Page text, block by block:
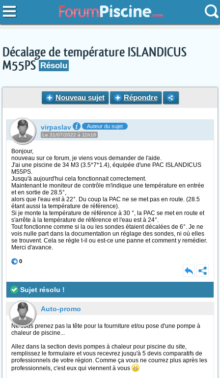
Décalage de température ISLANDICUS
M55PS Résolu
Nouveau sujet Répondre
virpaslav Auteur du sujet
Le 31/07/2022 à 11h16
Bonjour,
nouveau sur ce forum, je viens vous demander de l'aide.
J'ai une piscine de 34 M3 (3.5*7*1.4), équipée d'une PAC ISLANDICUS
M55PS.
Jusqu'à aujourd'hui cela fonctionnait correctement.
Maintenant le moniteur de contrôle m'indique une température en entrée
et en sortie de 28.5°,
alors que l'eau est à 22°. Du coup la PAC ne se met pas en route. (28.5
étant aussi la température de référence).
Si je monte la température de référence à 30 °, la PAC se met en route et
s'arrête à la température de référence et l'eau est à 24°.
Tout fonctionne comme si la ou les sondes étaient décalées de 6°. Je ne
vois nulle part dans la documentation un réglage des sondes, ni où elles
se trouvent. Cela se règle t-il ou est-ce une panne et comment y remédier.
Merci d'avance.
0
Sujet résolu !
Auto-promo
Ne vous prenez pas la tête pour la fourniture et/ou pose d'une pompe à
chaleur de piscine...
Allez dans la section devis pompes à chaleur pour piscine du site,
remplissez le formulaire et vous recevrez jusqu'à 5 devis comparatifs de
professionnels de votre région. Comme ça vous ne courrez plus après les
professionnels, c'est eux qui viennent à vous